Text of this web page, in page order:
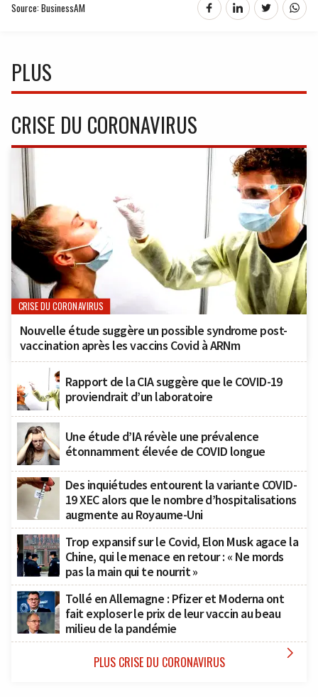
Source: BusinessAM
PLUS
CRISE DU CORONAVIRUS
CRISE DU CORONAVIRUS
Nouvelle étude suggère un possible syndrome post-
vaccination après les vaccins Covid à ARNm
Rapport de la CIA suggère que le COVID-19
proviendrait d’un laboratoire
Une étude d’IA révèle une prévalence
étonnamment élevée de COVID longue
Des inquiétudes entourent la variante COVID-
19 XEC alors que le nombre d’hospitalisations
augmente au Royaume-Uni
Trop expansif sur le Covid, Elon Musk agace la
Chine, qui le menace en retour : « Ne mords
pas la main qui te nourrit »
Tollé en Allemagne : Pfizer et Moderna ont
fait exploser le prix de leur vaccin au beau
milieu de la pandémie
PLUS CRISE DU CORONAVIRUS 